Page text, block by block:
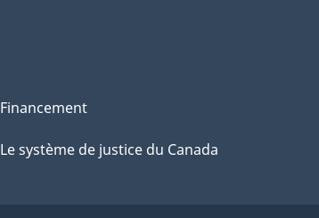
Financement
Le système de justice du Canada